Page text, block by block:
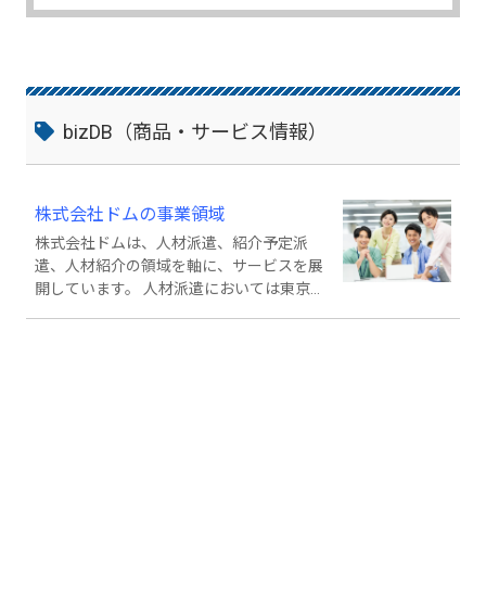
bizDB（商品・サービス情報）
株式会社ドムの事業領域
株式会社ドムは、人材派遣、紹介予定派
遣、人材紹介の領域を軸に、サービスを展
開しています。 人材派遣においては東京圏